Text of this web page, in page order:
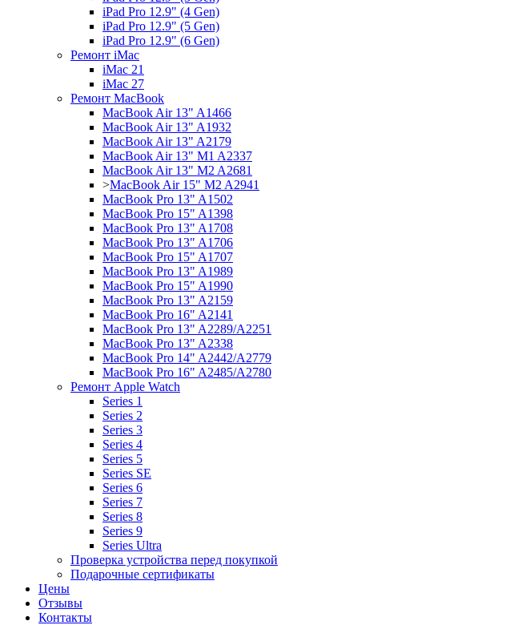
iPad Pro 12.9" (4 Gen)
iPad Pro 12.9" (5 Gen)
iPad Pro 12.9" (6 Gen)
Ремонт iMac
iMac 21
iMac 27
Ремонт MacBook
MacBook Air 13" A1466
MacBook Air 13" A1932
MacBook Air 13" A2179
MacBook Air 13" M1 A2337
MacBook Air 13" M2 A2681
>MacBook Air 15" M2 A2941
MacBook Pro 13" A1502
MacBook Pro 15" A1398
MacBook Pro 13" A1708
MacBook Pro 13" A1706
MacBook Pro 15" A1707
MacBook Pro 13" A1989
MacBook Pro 15" A1990
MacBook Pro 13" A2159
MacBook Pro 16" A2141
MacBook Pro 13" A2289/A2251
MacBook Pro 13" A2338
MacBook Pro 14" A2442/A2779
MacBook Pro 16" A2485/A2780
Ремонт Apple Watch
Series 1
Series 2
Series 3
Series 4
Series 5
Series SE
Series 6
Series 7
Series 8
Series 9
Series Ultra
Проверка устройства перед покупкой
Подарочные сертификаты
Цены
Отзывы
Контакты